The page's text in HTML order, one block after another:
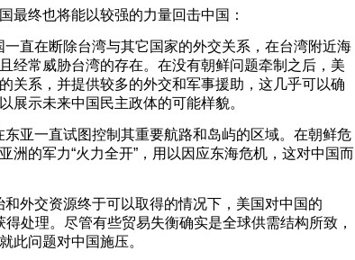
最终也将能以较强的力量回击中国：
直在断除台湾与其它国家的外交关系，在台湾附近海
经常威胁台湾的存在。在没有朝鲜问题牵制之后，美
关系，并提供较多的外交和军事援助，这几乎可以确
展示未来中国民主政体的可能样貌。
亚一直试图控制其重要航路和岛屿的区域。在朝鲜危
洲的军力“火力全开”，用以因应东海危机，这对中国而
外交资源终于可以取得的情况下，美国对中国的
处理。尽管有些贸易失衡确实是全球供需结构所致，
此问题对中国施压。